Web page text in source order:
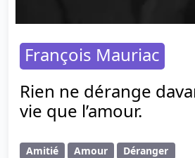
François Mauriac
Rien ne dérange
vie que l’amour.
Amitié Amour Déranger